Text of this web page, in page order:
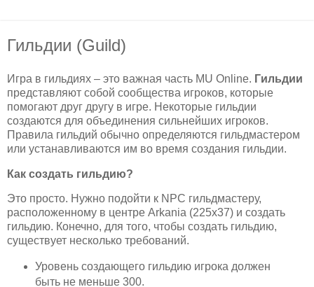
Гильдии (Guild)
Игра в гильдиях – это важная часть MU Online. Гильдии
представляют собой сообщества игроков, которые
помогают друг другу в игре. Некоторые гильдии
создаются для объединения сильнейших игроков.
Правила гильдий обычно определяются гильдмастером
или устанавливаются им во время создания гильдии.
Как создать гильдию?
Это просто. Нужно подойти к NPC гильдмастеру,
расположенному в центре Arkania (225x37) и создать
гильдию. Конечно, для того, чтобы создать гильдию,
существует несколько требований.
Уровень создающего гильдию игрока должен
быть не меньше 300.